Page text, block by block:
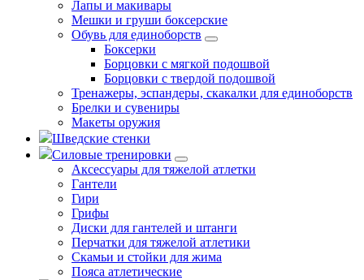
Лапы и макивары
Мешки и груши боксерские
Обувь для единоборств
Боксерки
Борцовки с мягкой подошвой
Борцовки с твердой подошвой
Тренажеры, эспандеры, скакалки для единоборств
Брелки и сувениры
Макеты оружия
Шведские стенки
Силовые тренировки
Аксессуары для тяжелой атлетки
Гантели
Гири
Грифы
Диски для гантелей и штанги
Перчатки для тяжелой атлетики
Скамьи и стойки для жима
Пояса атлетические